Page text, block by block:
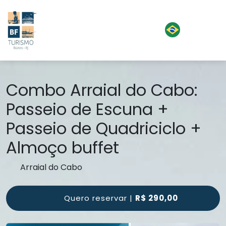
Combo Arraial do Cabo:
Passeio de Escuna +
Passeio de Quadriciclo +
Almoço buffet
Arraial do Cabo
Quero reservar | R$ 290,00